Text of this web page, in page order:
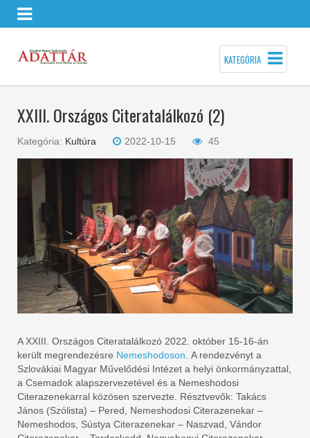
KATEGÓRIA
XXIII. Országos Citeratalálkozó (2)
Kategória: Kultúra 2022-10-15 45
A XXIII. Országos Citeratalálkozó 2022. október 15-16-án
került megrendezésre Nemeshodoson A rendezvényt a
Szlovákiai Magyar Művelődési Intézet a helyi önkormányzattal,
a Csemadok alapszervezetével és a Nemeshodosi
Citerazenekarral közösen szervezte. Résztvevők: Takács
János (Szólista) – Pered, Nemeshodosi Citerazenekar –
Nemeshodos, Sústya Citerazenekar – Naszvad, Vándor